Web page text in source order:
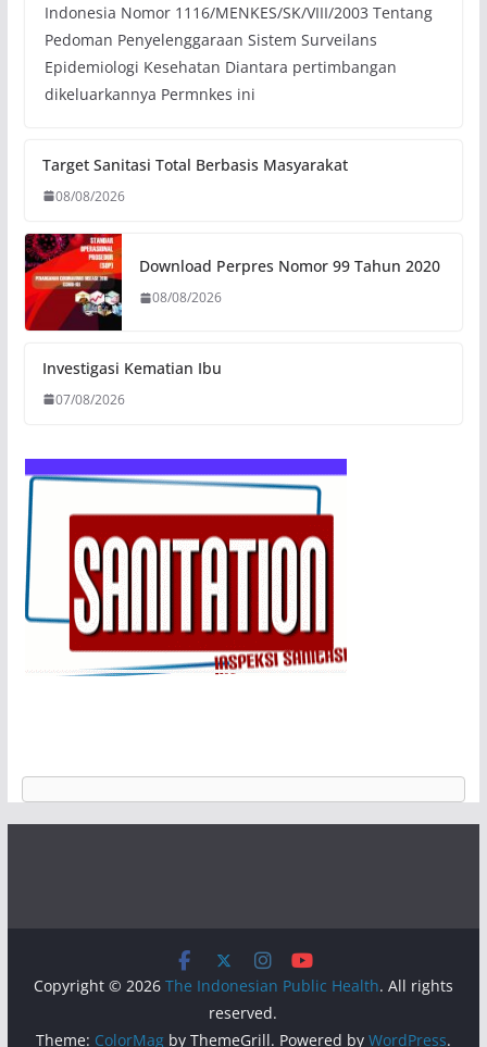
Indonesia Nomor 1116/MENKES/SK/VIII/2003 Tentang
Pedoman Penyelenggaraan Sistem Surveilans
Epidemiologi Kesehatan Diantara pertimbangan
dikeluarkannya Permnkes ini
Target Sanitasi Total Berbasis Masyarakat
08/08/2026
Download Perpres Nomor 99 Tahun 2020
08/08/2026
Investigasi Kematian Ibu
07/08/2026
Copyright © 2026 The Indonesian Public Health. All rights
reserved.
Theme: ColorMagby ThemeGrill. Powered by WordPress.